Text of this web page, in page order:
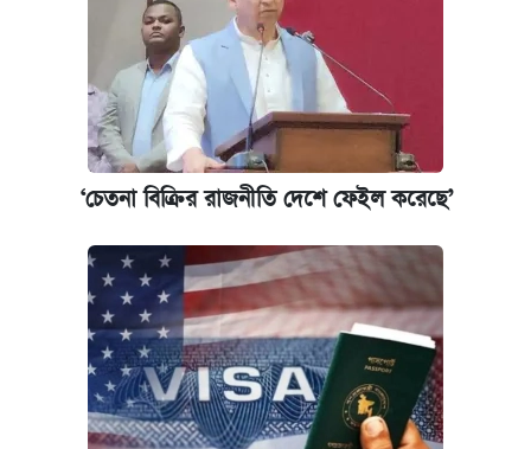
নবম জাতীয় পে-স্কেল নিয়ে সর্বশেষ যা জানা গেল
আজকের বাজারে স্বর্ণ-রুপার দাম (৫ আগস্ট)
কবে হবে মেডিকেল ভর্তি পরীক্ষা, জানা গেল যা
আজকের বাজারে স্বর্ণের দাম (৪ আগস্ট)
পাঁচ দপ্তরে নতুন সচিব নিয়োগ দিল সরকার
রাষ্ট্রবিরোধী কর্মকাণ্ড: ঢাবির কয়েকজন শিক্ষকের
বিরুদ্ধে ব্যবস্থা
‘চেতনা বিক্রির রাজনীতি দেশে ফেইল করেছে’